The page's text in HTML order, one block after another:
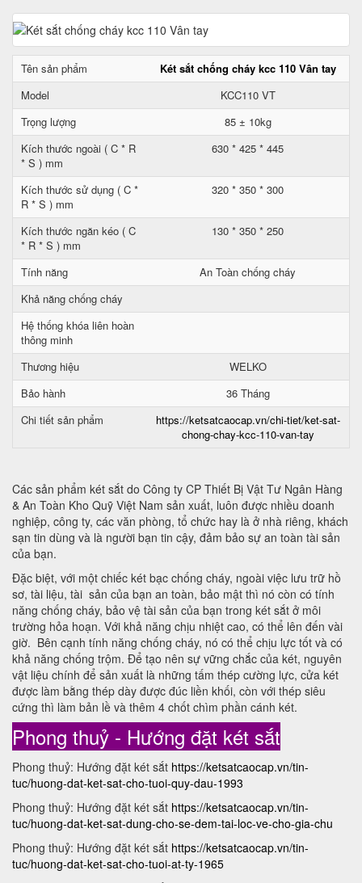
Tên sản phẩm
Két sắt chống cháy kcc 110 Vân tay
Model
KCC110 VT
Trọng lượng
85 ± 10kg
Kích thước ngoài ( C * R
* S ) mm
630 * 425 * 445
Kích thước sử dụng ( C *
R * S ) mm
320 * 350 * 300
Kích thước ngăn kéo ( C
* R * S ) mm
130 * 350 * 250
Tính năng
An Toàn chống cháy
Khả năng chống cháy
Hệ thống khóa liên hoàn
thông minh
Thương hiệu
WELKO
Bảo hành
36 Tháng
Chi tiết sản phẩm
https://ketsatcaocap.vn/chi-tiet/ket-sat-
chong-chay-kcc-110-van-tay
Các sản phẩm két sắt do Công ty CP Thiết Bị Vật Tư Ngân Hàng
& An Toàn Kho Quỹ Việt Nam sản xuất, luôn được nhiều doanh
nghiệp, công ty, các văn phòng, tổ chức hay là ở nhà riêng, khách
sạn tin dùng và là người bạn tin cậy, đảm bảo sự an toàn tài sản
của bạn.
Đặc biệt, với một chiếc két bạc chống cháy, ngoài việc lưu trữ hồ
sơ, tài liệu, tài sản của bạn an toàn, bảo mật thì nó còn có tính
năng chống cháy, bảo vệ tài sản của bạn trong két sắt ở môi
trường hỏa hoạn. Với khả năng chịu nhiệt cao, có thể lên đến vài
giờ. Bên cạnh tính năng chống cháy, nó có thể chịu lực tốt và có
khả năng chống trộm. Để tạo nên sự vững chắc của két, nguyên
vật liệu chính để sản xuất là những tấm thép cường lực, cửa két
được làm bằng thép dày được đúc liền khối, còn với thép siêu
cứng thì làm bản lề và thêm 4 chốt chìm phần cánh két.
Phong thuỷ - Hướng đặt két sắt
Phong thuỷ: Hướng đặt két sắt https://ketsatcaocap.vn/tin-
tuc/huong-dat-ket-sat-cho-tuoi-quy-dau-1993
Phong thuỷ: Hướng đặt két sắt https://ketsatcaocap.vn/tin-
tuc/huong-dat-ket-sat-dung-cho-se-dem-tai-loc-ve-cho-gia-chu
Phong thuỷ: Hướng đặt két sắt https://ketsatcaocap.vn/tin-
tuc/huong-dat-ket-sat-cho-tuoi-at-ty-1965